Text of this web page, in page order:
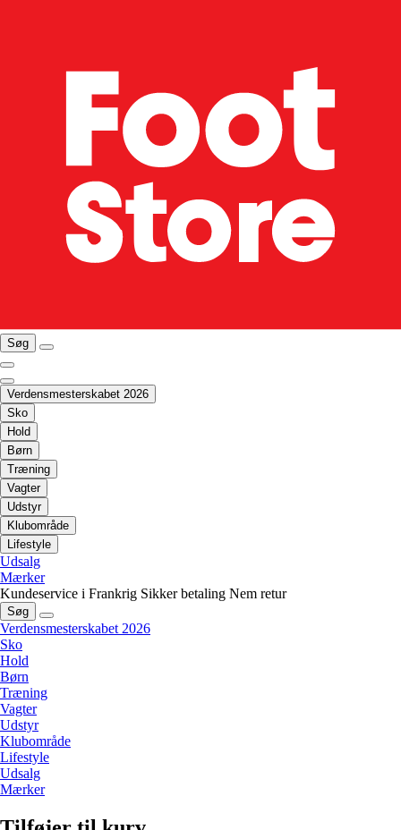
Søg
Verdensmesterskabet 2026
Sko
Hold
Børn
Træning
Vagter
Udstyr
Klubområde
Lifestyle
Udsalg
Mærker
Kundeservice i Frankrig Sikker betaling Nem retur
Søg
Verdensmesterskabet 2026
Sko
Hold
Børn
Træning
Vagter
Udstyr
Klubområde
Lifestyle
Udsalg
Mærker